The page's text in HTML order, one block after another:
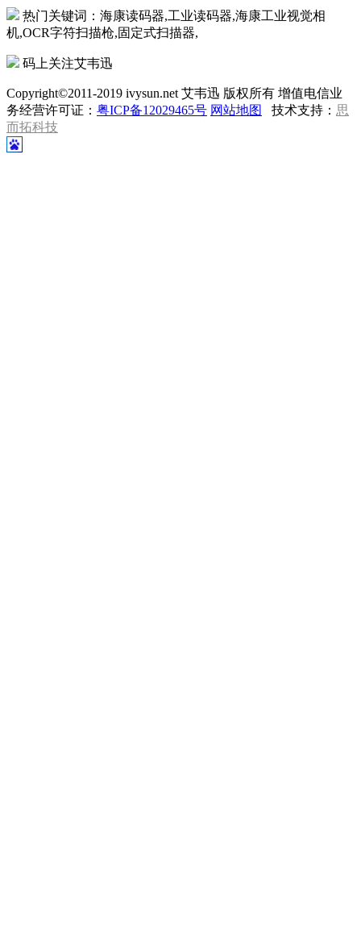
热门关键词：海康读码器,工业读码器,海康工业视觉相
机,OCR字符扫描枪,固定式扫描器,
码上关注艾韦迅
Copyright©2011-2019 ivysun.net 艾韦迅 版权所有 增值电信业
务经营许可证： 粤ICP备12029465号 网站地图 技术支持： 思
而拓科技